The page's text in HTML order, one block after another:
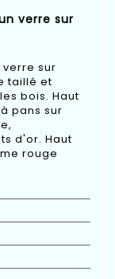
verre sur
sur
taillé et
bois. Haut
pans sur
d'or. Haut
rouge